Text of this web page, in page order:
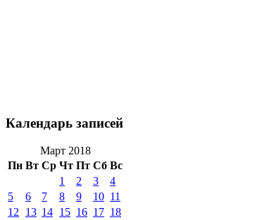
Календарь записей
Март 2018
Пн Вт Ср Чт Пт Сб Вс
1 2 3
4
5
6 7 8 9 10 11
12
13 14 15 16 17 18